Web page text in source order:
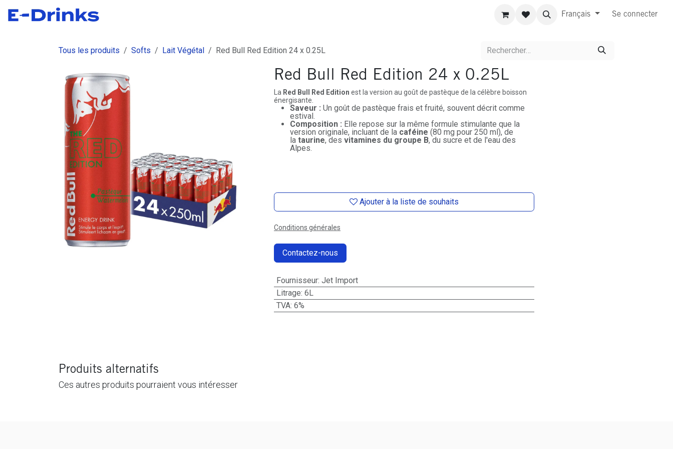
Se rendre au contenu
Français Se connecter
Tous les produits Softs Lait Végétal Red Bull Red Edition 24 x 0.25L
Red Bull Red Edition 24 x 0.25L
La Red Bull Red Edition est la version au goût de pastèque de la célèbre boisson
énergisante.
Saveur : Un goût de pastèque frais et fruité, souvent décrit comme
estival.
Composition : Elle repose sur la même formule stimulante que la
version originale, incluant de la caféine (80 mg pour 250 ml), de
la taurine, des vitamines du groupe B, du sucre et de l'eau des
Alpes.
Ajouter à la liste de souhaits
Conditions générales
Contactez-nous
Fournisseur: Jet Import
Litrage: 6L
TVA: 6%
Produits alternatifs
Ces autres produits pourraient vous intéresser